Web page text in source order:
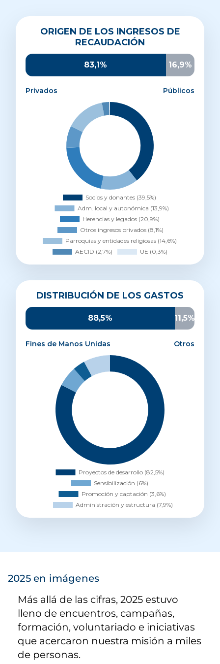
ORIGEN DE LOS INGRESOS DE
RECAUDACIÓN
83,1% 16,9%
Privados Públicos
Origen de los ingresos de recaudación
Socios y donantes
Administración local y autonómica 13,9%
Herencias y legados
20,9%
Otros ingresos privados
8,1%
Parroquias y entidades religiosas
14,6%
DISTRIBUCIÓN DE LOS GASTOS
88,5% 11,5%
Fines de Manos Unidas Otros
Distribución de los gastos
Proyectos de desarrollo
82,5%
Promoción y captación
3,6%
Administración y estructura
2025 en imágenes
Más allá de las cifras, 2025 estuvo
lleno de encuentros, campañas,
formación, voluntariado e iniciativas
que acercaron nuestra misión a miles
de personas.